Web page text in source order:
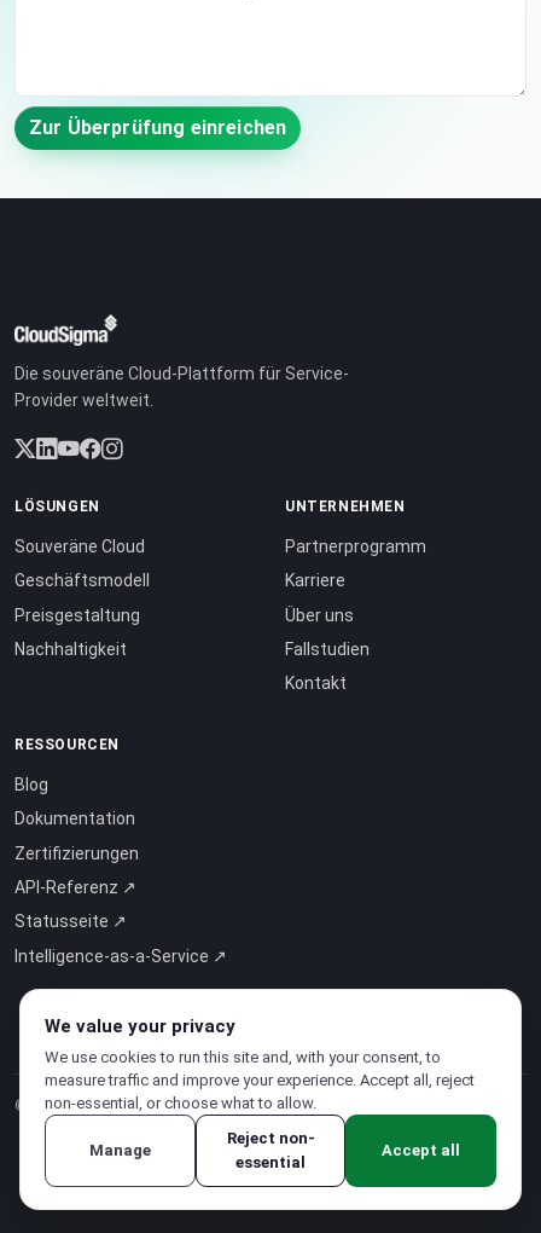
Zur Überprüfung einreichen
Die souveräne Cloud-Plattform für Service-
Provider weltweit.
LÖSUNGEN
Souveräne Cloud
Geschäftsmodell
Preisgestaltung
Nachhaltigkeit
UNTERNEHMEN
Partnerprogramm
Karriere
Über uns
Fallstudien
Kontakt
RESSOURCEN
Blog
Dokumentation
Zertifizierungen
API-Referenz ↗
Statusseite ↗
Intelligence-as-a-Service ↗
© 2026 CloudSigma Holding AG.Alle Rechte vorbehalten
Datenschutzerklärung·Nutzungsbedingungen
We value your privacy
We use cookies to run this site and, with your consent, to
measure traffic and improve your experience. Accept all, reject
non-essential, or choose what to allow.
Manage
Reject non-
essential
Accept all